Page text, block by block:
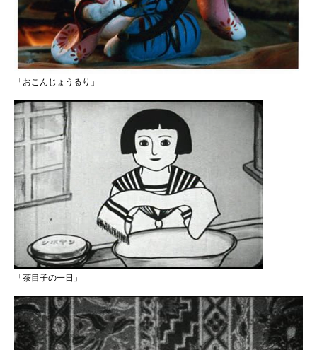
「おこんじょうるり」
「茶目子の一日」